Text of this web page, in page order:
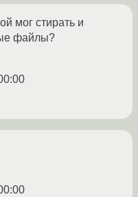
мог стирать и
файлы?